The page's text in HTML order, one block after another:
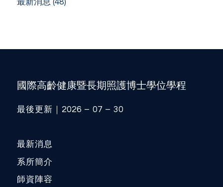
最新消息 (48)
國際高齡健康暨長期照護博士學位學程
最後更新｜2026 – 07 – 30
最新消息
系所簡介
師資陣容